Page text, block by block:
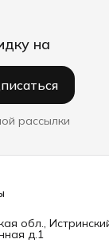
на
рассылки
обл.,
д.1